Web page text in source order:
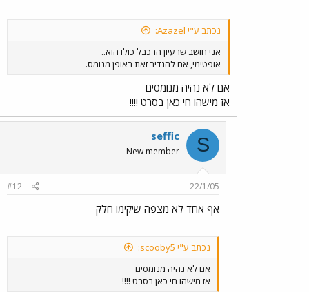
נכתב ע"י Azazel:
אני חושב שרעיון הרכבל כולו הוא..
אופטימי, אם להגדיר זאת באופן מנומס.
אם לא נהיה מנומסים
אז מישהו חי כאן בסרט !!!!
S
seffic
New member
22/1/05
#12
אף אחד לא מצפה שיקימו חלק
נכתב ע"י scooby5:
אם לא נהיה מנומסים
אז מישהו חי כאן בסרט !!!!